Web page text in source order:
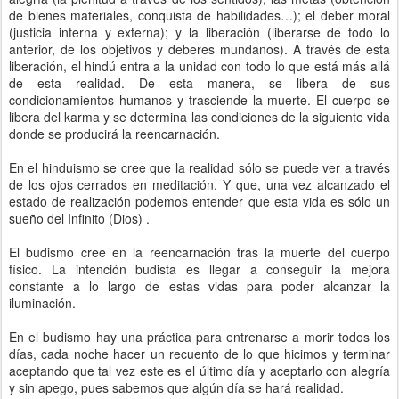
de bienes materiales, conquista de habilidades…); el deber moral
(justicia interna y externa); y la liberación (liberarse de todo lo
anterior, de los objetivos y deberes mundanos). A través de esta
liberación, el hindú entra a la unidad con todo lo que está más allá
de esta realidad. De esta manera, se libera de sus
condicionamientos humanos y trasciende la muerte. El cuerpo se
libera del karma y se determina las condiciones de la siguiente vida
donde se producirá la reencarnación.
En el hinduismo se cree que la realidad sólo se puede ver a través
de los ojos cerrados en meditación. Y que, una vez alcanzado el
estado de realización podemos entender que esta vida es sólo un
sueño del Infinito (Dios) .
El budismo cree en la reencarnación tras la muerte del cuerpo
físico. La intención budista es llegar a conseguir la mejora
constante a lo largo de estas vidas para poder alcanzar la
iluminación.
En el budismo hay una práctica para entrenarse a morir todos los
días, cada noche hacer un recuento de lo que hicimos y terminar
aceptando que tal vez este es el último día y aceptarlo con alegría
y sin apego, pues sabemos que algún día se hará realidad.